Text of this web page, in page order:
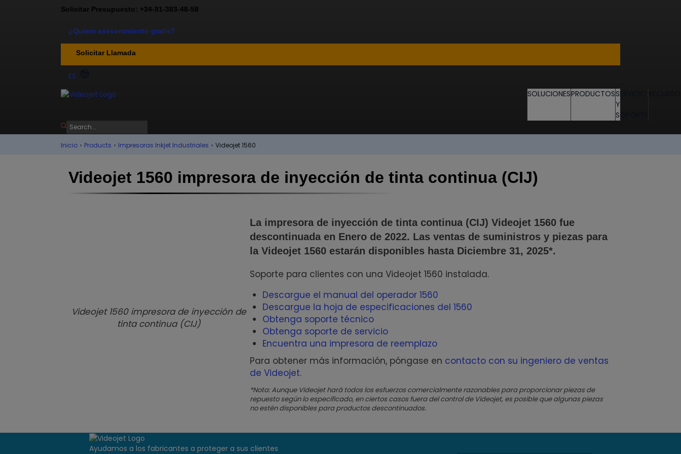
Solicitar Presupuesto: +34-91-383-48-58
¿Quiere asesoramiento gratis?
Solicitar Llamada
ES
SOLUCIONESPRODUCTOSSERVICIO
Y
SOPORTE
Inicio › Products › Impresoras Inkjet Industriales › Videojet 1560
Videojet 1560 impresora de inyección de tinta continua (CIJ)
Videojet 1560 impresora de inyección de
tinta continua (CIJ)
La impresora de inyección de tinta continua (CIJ) Videojet 1560 fue
descontinuada en Enero de 2022. Las ventas de suministros y piezas para
la Videojet 1560 estarán disponibles hasta Diciembre 31, 2025*.
Soporte para clientes con una Videojet 1560 instalada.
Descargue el manual del operador 1560
Descargue la hoja de especificaciones del 1560
Obtenga soporte técnico
Obtenga soporte de servicio
Encuentra una impresora de reemplazo
Para obtener más información, póngase en contacto con su ingeniero de ventas
de Videojet.
*Nota: Aunque Videojet hará todos los esfuerzos comercialmente razonables para proporcionar piezas de
repuesto según lo especificado, en ciertos casos fuera del control de Videojet, es posible que algunas piezas
no estén disponibles para productos descontinuados.
Ayudamos a los fabricantes a proteger a sus clientes